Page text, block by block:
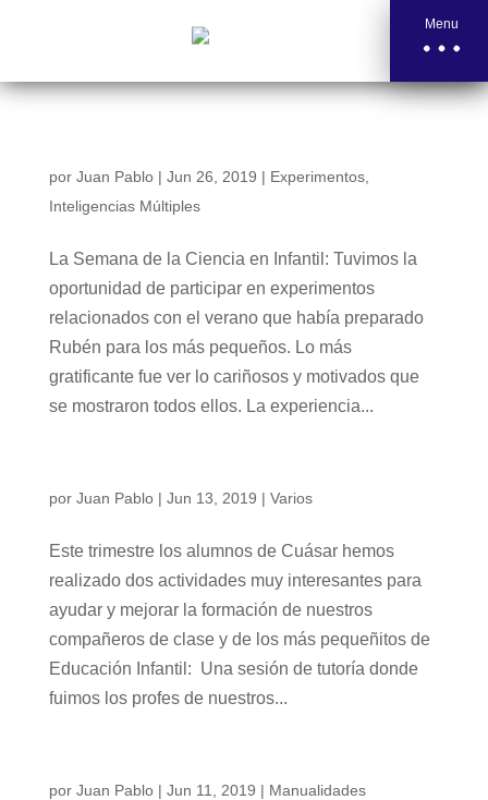
Menu
por Juan Pablo| Jun 26, 2019 | Experimentos,
Inteligencias Múltiples
La Semana de la Ciencia en Infantil: Tuvimos la
oportunidad de participar en experimentos
relacionados con el verano que había preparado
Rubén para los más pequeños. Lo más
gratificante fue ver lo cariñosos y motivados que
se mostraron todos ellos. La experiencia...
por Juan Pablo| Jun 13, 2019 | Varios
Este trimestre los alumnos de Cuásar hemos
realizado dos actividades muy interesantes para
ayudar y mejorar la formación de nuestros
compañeros de clase y de los más pequeñitos de
Educación Infantil: Una sesión de tutoría donde
fuimos los profes de nuestros...
por Juan Pablo| Jun 11, 2019 | Manualidades